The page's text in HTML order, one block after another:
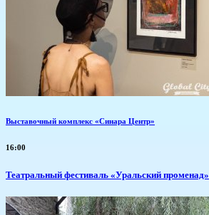
Выставочный комплекс «Синара Центр»
16:00
Театральный фестиваль «Уральский променад»